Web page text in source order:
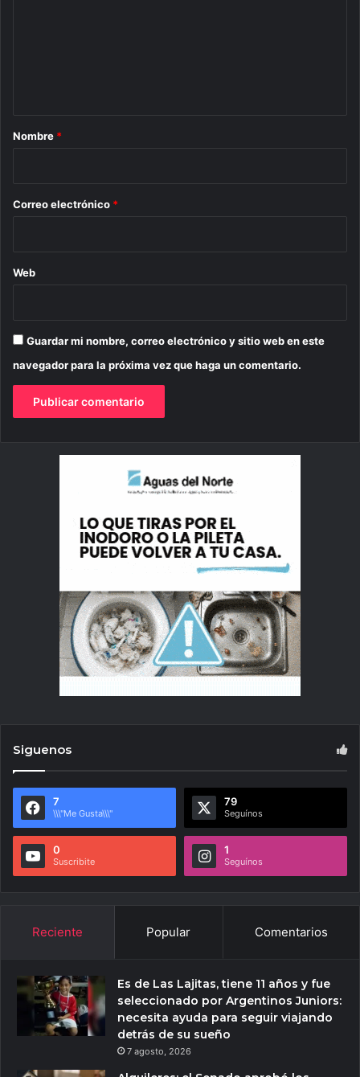
r
*
Nombre *
Correo electrónico *
Web
Guardar mi nombre, correo electrónico y sitio web en este
navegador para la próxima vez que haga un comentario.
Siguenos
7
\\\"Me Gusta\\\"
79
Seguínos
0
Suscribite
1
Seguínos
Reciente Popular Comentarios
Es de Las Lajitas, tiene 11 años y fue
seleccionado por Argentinos Juniors:
necesita ayuda para seguir viajando
detrás de su sueño
7 agosto, 2026